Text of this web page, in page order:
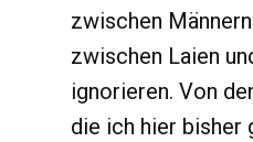
zwischen
zwischen Laien
ignorieren. Von
die ich hier bisher